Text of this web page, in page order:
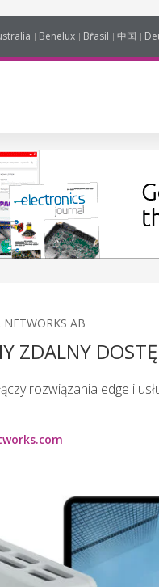
Benelux Brasil 中国
AB
ZDALNY
rozwiązania edge i